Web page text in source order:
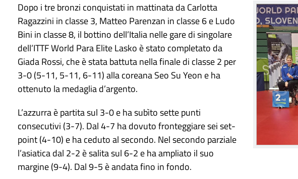
Dopo i tre bronzi conquistati in mattinata da Carlotta
Ragazzini in classe 3, Matteo Parenzan in classe 6 e Ludo
Bini in classe 8, il bottino dell’Italia nelle gare di singolare
dell’ITTF World Para Elite Lasko è stato completato da
Giada Rossi, che è stata battuta nella finale di classe 2 per
3-0 (5-11, 5-11, 6-11) alla coreana Seo Su Yeon e ha
ottenuto la medaglia d’argento.
L’azzurra è partita sul 3-0 e ha subìto sette punti
consecutivi (3-7). Dal 4-7 ha dovuto fronteggiare sei set-
point (4-10) e ha ceduto al secondo. Nel secondo parziale
l’asiatica dal 2-2 è salita sul 6-2 e ha ampliato il suo
margine (9-4). Dal 9-5 è andata fino in fondo.